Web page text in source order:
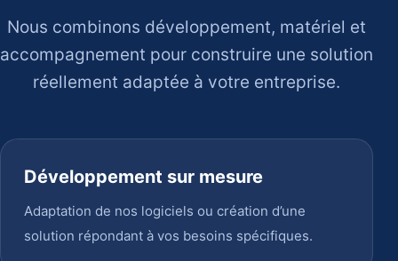
Nous combinons développement, matériel et
accompagnement pour construire une solution
réellement adaptée à votre entreprise.
Développement sur mesure
Adaptation de nos logiciels ou création d’une
solution répondant à vos besoins spécifiques.